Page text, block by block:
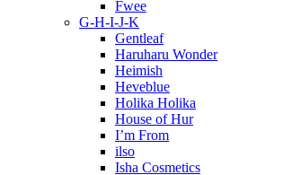
Fwee
G-H-I-J-K
Gentleaf
Haruharu Wonder
Heimish
Heveblue
Holika Holika
House of Hur
I’m From
ilso
Isha Cosmetics